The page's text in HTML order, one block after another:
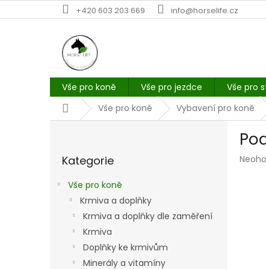
na
+420 603 203 669 info@horselife.cz
Vše pro koně Vše pro jezdce Vše pro
DomůVše pro koně Vybavení pro koně
kategorie
Kategorie
Vše pro koně
Krmiva a doplňky
Krmiva a doplňky dle zaměření
Krmiva
Doplňky ke krmivům
Minerály a vitamíny